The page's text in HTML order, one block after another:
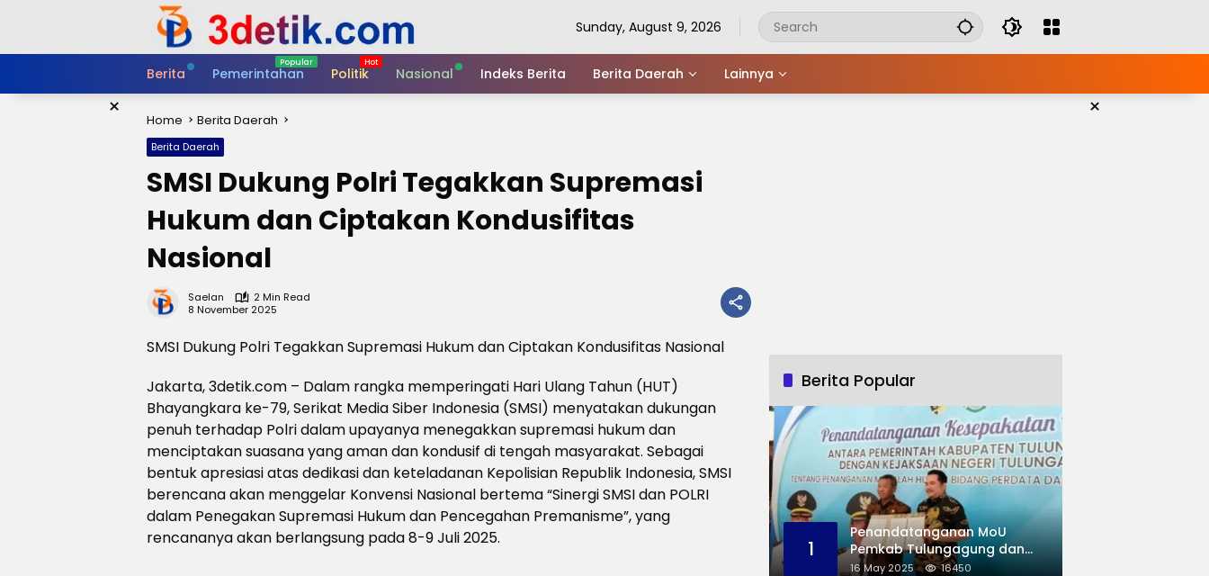
Sunday, August 9, 2026
Berita Pemerintahan Politik Nasional Indeks Berita Berita Daerah Lainnya
× ×
Home Berita Daerah
Berita Daerah
SMSI Dukung Polri Tegakkan Supremasi
Hukum dan Ciptakan Kondusifitas
Nasional
Saelan
2 Min Read
8 November 2025
SMSI Dukung Polri Tegakkan Supremasi Hukum dan Ciptakan Kondusifitas Nasional
Jakarta, 3detik.com – Dalam rangka memperingati Hari Ulang Tahun (HUT)
Bhayangkara ke-79, Serikat Media Siber Indonesia (SMSI) menyatakan dukungan
penuh terhadap Polri dalam upayanya menegakkan supremasi hukum dan
menciptakan suasana yang aman dan kondusif di tengah masyarakat. Sebagai
bentuk apresiasi atas dedikasi dan keteladanan Kepolisian Republik Indonesia, SMSI
berencana akan menggelar Konvensi Nasional bertema “Sinergi SMSI dan POLRI
dalam Penegakan Supremasi Hukum dan Pencegahan Premanisme”, yang
rencananya akan berlangsung pada 8-9 Juli 2025.
Berita Popular
1
Penandatanganan MoU
Pemkab Tulungagung dan
Kejaksaan Negeri
16 May 2025 16450